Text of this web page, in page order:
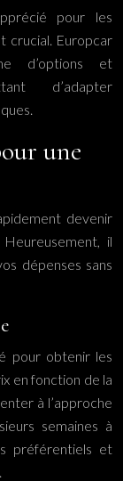
pour les
crucial. Europcar
d’options et
d’adapter
une
devenir
il
dépenses sans
pour obtenir les
en fonction de la
à l’approche
semaines à
préférentiels et